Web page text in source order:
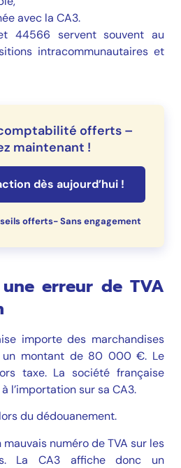
avec la CA3.
44566 servent souvent au
intracommunautaires et
offerts –
maintenant !
dès aujourd’hui !
offerts- Sans engagement
erreur de TVA
importe des marchandises
un montant de 80 000 €. Le
taxe. La société française
l’importation sur sa CA3.
du dédouanement.
numéro de TVA sur les
La CA3 affiche donc un